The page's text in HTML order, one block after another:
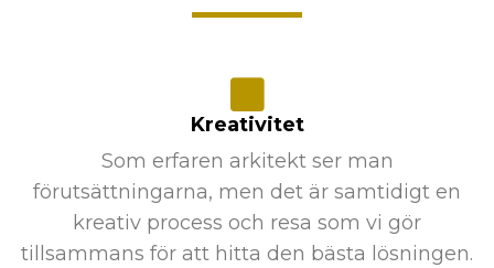
Kreativitet
Som erfaren arkitekt ser man
förutsättningarna, men det är samtidigt en
kreativ process och resa som vi gör
tillsammans för att hitta den bästa lösningen.